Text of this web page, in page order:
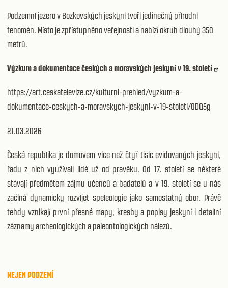
Podzemní jezero v Bozkovských jeskyní tvoří jedinečný přírodní
fenomén. Místo je zpřístupněno veřejnosti a nabízí okruh dlouhý 350
metrů.
Výzkum a dokumentace českých a moravských jeskyní v 19. století
https://art.ceskatelevize.cz/kulturni-prehled/vyzkum-a-
dokumentace-ceskych-a-moravskych-jeskyni-v-19-stoleti/0DQ5g
21.03.2026
Česká republika je domovem více než čtyř tisíc evidovaných jeskyní,
řadu z nich využívali lidé už od pravěku. Od 17. století se některé
stávají předmětem zájmu učenců a badatelů a v 19. století se u nás
začíná dynamicky rozvíjet speleologie jako samostatný obor. Právě
tehdy vznikají první přesné mapy, kresby a popisy jeskyní i detailní
záznamy archeologických a paleontologických nálezů.
NEJEN PODZEMÍ